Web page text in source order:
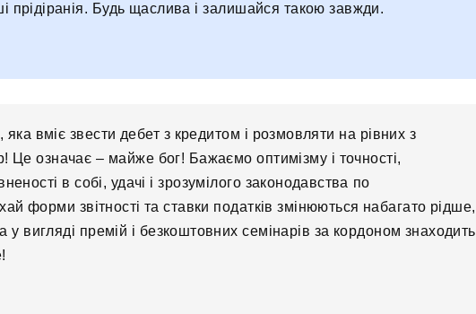
прідіранія. Будь щаслива і залишайся такою завжди.
вміє звести дебет з кредитом і розмовляти на рівних з
Це означає – майже бог! Бажаємо оптимізму і точності,
в собі, удачі і зрозумілого законодавства по
форми звітності та ставки податків змінюються набагато рідше,
у вигляді премій і безкоштовних семінарів за кордоном знаходить